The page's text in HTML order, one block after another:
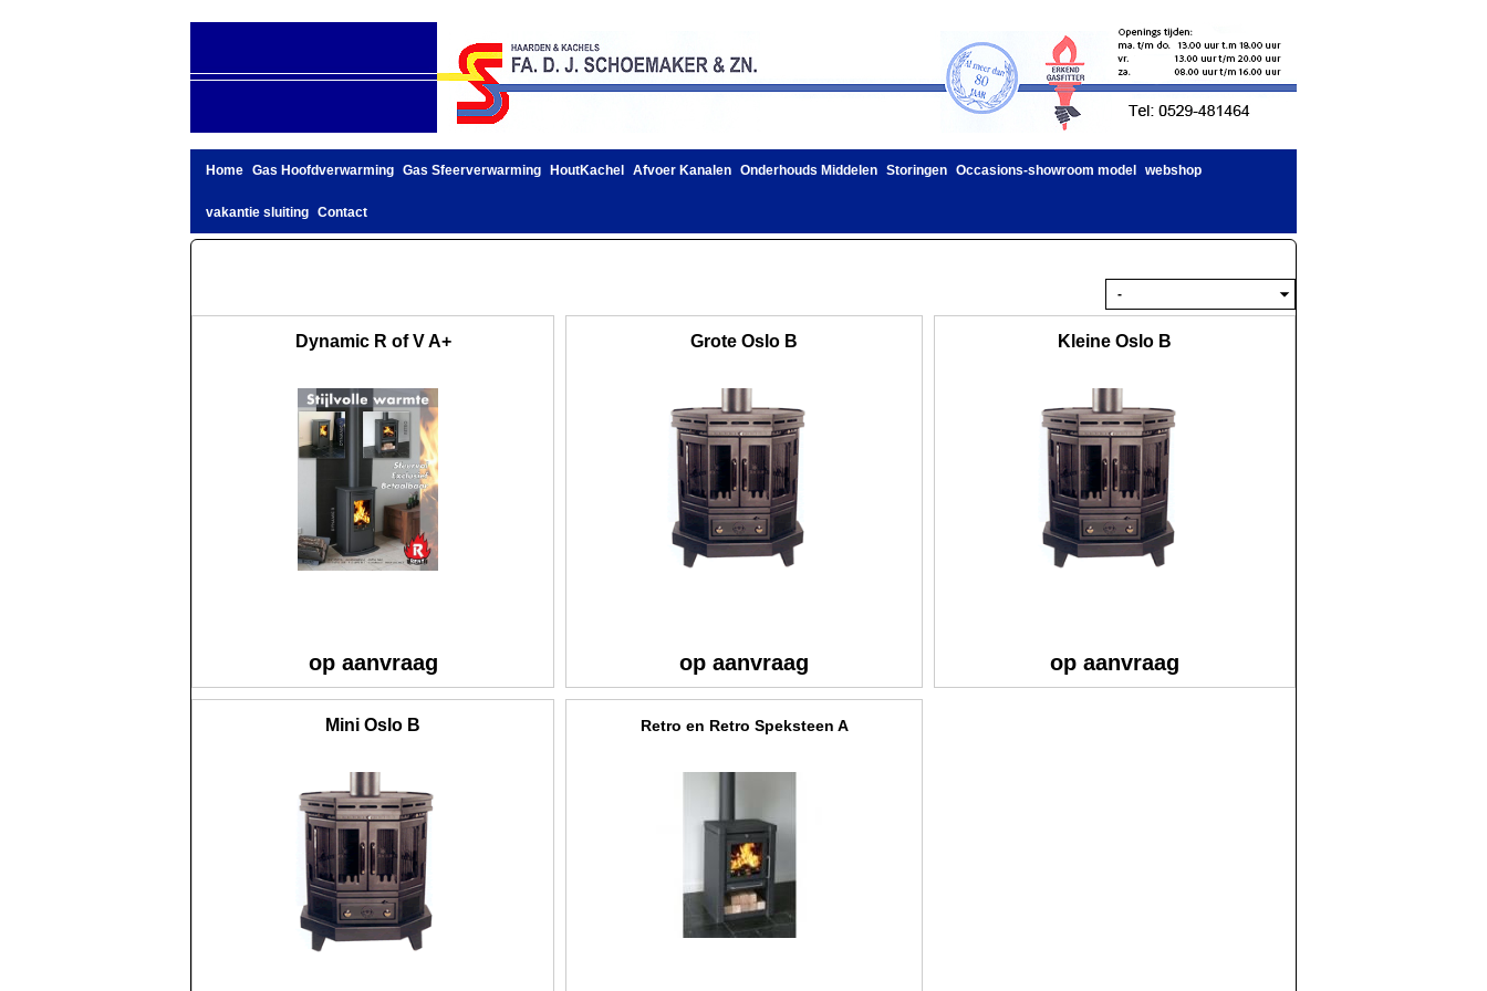
Home Gas Hoofdverwarming Gas Sfeerverwarming HoutKachel Afvoer Kanalen Onderhouds Middelen Storingen Occasions-showroom model webshop
vakantie sluiting Contact
Dynamic R of V A+
op aanvraag
Grote Oslo B
op aanvraag
Kleine Oslo B
op aanvraag
Mini Oslo B Retro en Retro Speksteen A